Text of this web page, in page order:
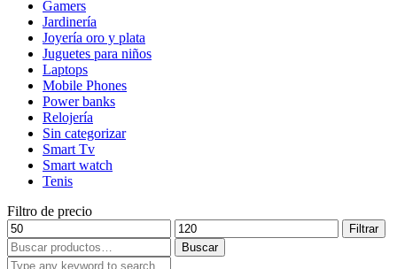
Gamers
Jardinería
Joyería oro y plata
Juguetes para niños
Laptops
Mobile Phones
Power banks
Relojería
Sin categorizar
Smart Tv
Smart watch
Tenis
Filtro de precio
Precio
mínimo
Precio
máximo
Filtrar
Buscar
por:
Buscar